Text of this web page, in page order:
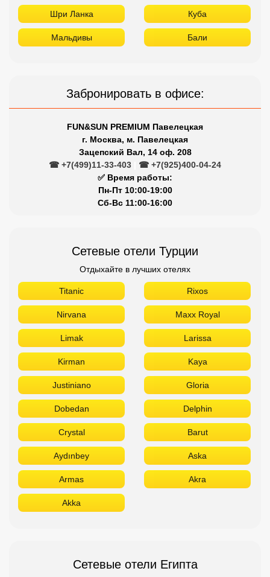
Шри Ланка Куба
Мальдивы Бали
Забронировать в офисе:
FUN&SUN PREMIUM Павелецкая
г. Москва, м. Павелецкая
Зацепский Вал, 14 оф. 208
☎ +7(499)11-33-403
☎ +7(925)400-04-24
✅ Время работы:
Пн-Пт 10:00-19:00
Сб-Вс 11:00-16:00
Сетевые отели Турции
Отдыхайте в лучших отелях
Titanic Rixos
Nirvana Maxx Royal
Limak Larissa
Kirman Kaya
Justiniano Gloria
Dobedan Delphin
Crystal Barut
Aydınbey Aska
Armas Akra
Akka
Сетевые отели Египта